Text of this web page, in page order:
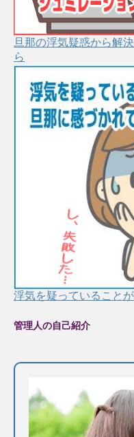
旦那の浮気疑惑から解
ら
浮気を疑っていること
管理人の自己紹介